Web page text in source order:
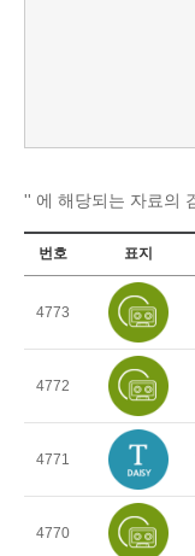
'' 에 해당되는 자료의
번호 표지
4773
4772
4771
4770